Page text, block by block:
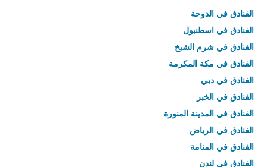
الفنادق في الدوحة
الفنادق في اسطنبول
الفنادق في شرم الشيخ
الفنادق في مكة المكرمة
الفنادق في دبي
الفنادق في الخبر
الفنادق في المدينة المنورة
الفنادق في الرياض
الفنادق في المنامة
الفنادق في لندن